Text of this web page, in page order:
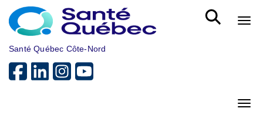
Skip to main content
Santé Québec Côte-Nord